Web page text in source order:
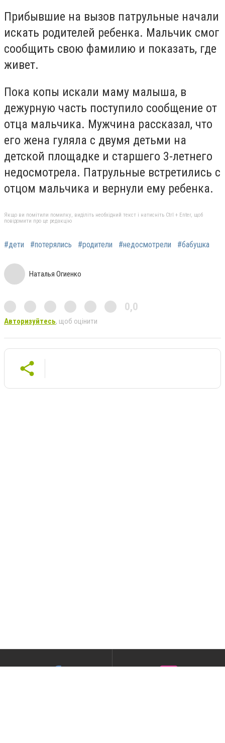
Прибывшие на вызов патрульные начали
искать родителей ребенка. Мальчик смог
сообщить свою фамилию и показать, где
живет.
Пока копы искали маму малыша, в
дежурную часть поступило сообщение от
отца мальчика. Мужчина рассказал, что
его жена гуляла с двумя детьми на
детской площадке и старшего 3-летнего
недосмотрела. Патрульные встретились с
отцом мальчика и вернули ему ребенка.
Якщо ви помітили помилку, виділіть необхідний текст і натисніть Ctrl + Enter, щоб
повідомити про це редакцію
#дети #потерялись #родители #недосмотрели #бабушка
Наталья Огиенко
0,0
Авторизуйтесь, щоб оцінити